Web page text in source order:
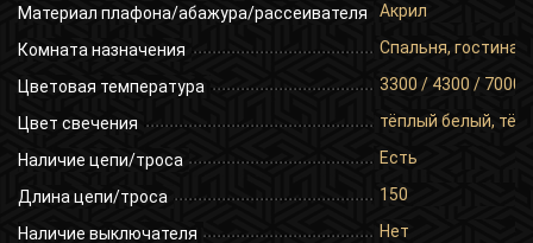
Материал плафона/абажура/рассеивателя Акрил
Комната назначения Спальня,
Цветовая температура 3300 / 4300 / 7000
Цвет свечения тёплый белый,
Наличие цепи/троса Есть
Длина цепи/троса 150
Наличие выключателя Нет